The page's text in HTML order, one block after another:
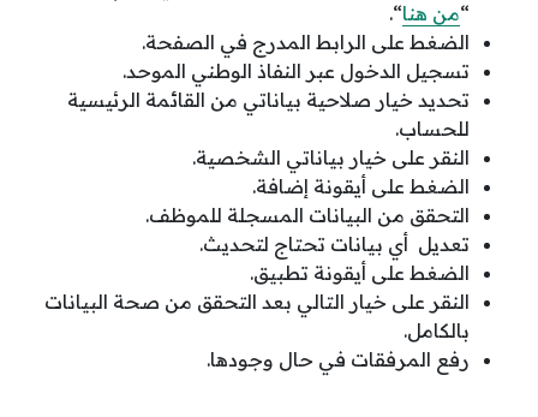
“من هنا“.
الضغط على الرابط المدرج في الصفحة.
تسجيل الدخول عبر النفاذ الوطني الموحد.
تحديد خيار صلاحية بياناتي من القائمة الرئيسية
للحساب.
النقر على خيار بياناتي الشخصية.
الضغط على أيقونة إضافة.
التحقق من البيانات المسجلة للموظف.
تعديل أي بيانات تحتاج لتحديث.
الضغط على أيقونة تطبيق.
النقر على خيار التالي بعد التحقق من صحة البيانات
بالكامل.
رفع المرفقات في حال وجودها.